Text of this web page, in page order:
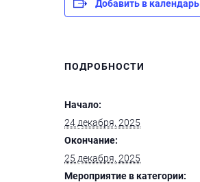
Добавить в календарь
ПОДРОБНОСТИ
Начало:
24 декабря, 2025
Окончание:
25 декабря, 2025
Мероприятие в категории: